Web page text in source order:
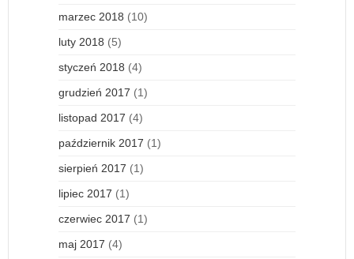
marzec 2018 (10)
luty 2018 (5)
styczeń 2018 (4)
grudzień 2017 (1)
listopad 2017 (4)
październik 2017 (1)
sierpień 2017 (1)
lipiec 2017 (1)
czerwiec 2017 (1)
maj 2017 (4)